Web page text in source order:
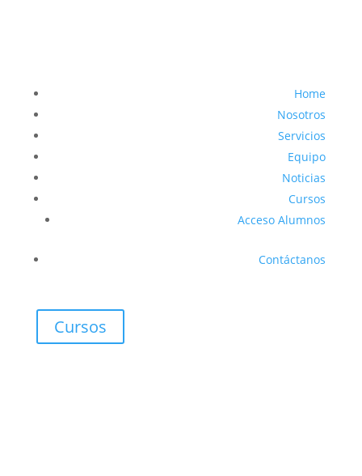
Home
Nosotros
Servicios
Equipo
Noticias
Cursos
Acceso Alumnos
Contáctanos
Cursos